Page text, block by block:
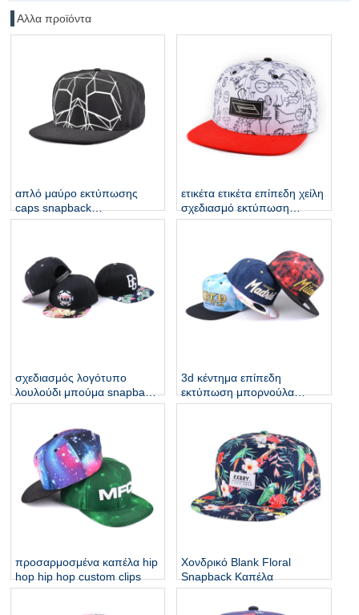
Αλλα προϊόντα
απλό μαύρο εκτύπωσης
caps snapback
προσαρμοσμένο
ετικέτα ετικέτα επίπεδη χείλη
σχεδιασμό εκτύπωση
καπέλα snapback
σχεδιασμός λογότυπο
λουλούδι μπούμα snapback
καλύμματα επίπεδη καπέλα
3d κέντημα επίπεδη
εκτύπωση μπορνούλα
snapback προσαρμοσμένα
προσαρμοσμένα καπέλα hip
hop hip hop custom clips
Χονδρικό Blank Floral
Snapback Καπέλα